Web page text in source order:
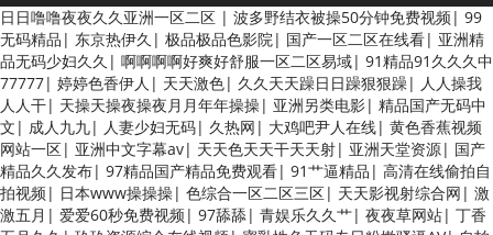
欧美3级网站 一区二区亚洲AV 精品九九九三级片 亚洲姑娘按摩一级视频
女人叉开让人桶视频在线看 久久精品黄色国产 欧美一级日韩精品一在线
亚洲成人网站在线视频播放 粉嫩视频免费在线播放 欧美黄片免费视频在
线 最新亚洲aV网站在线观看 日本强暴一区 国产熟人AV一二三区 观看性
高潮在线播放网站 日本人妻交换偷拍视频 国产激情免费网站 久久一日黄
色电影 精品人妻无码一区二区三区狼群 一级二级久久久久 国产乱淫视频
久久久久 久久黄色AV网站 久久亚洲A片COM人成A 日韩在线中文字幕91
肏屄啪啪五月 一级a爱无码 亚洲激情自拍偷拍-国产... 亚洲啪啪综合av一
区 亚洲成人噜噜噜噜噜 ,91精品国产91久久久久久青青 A级毛片精品久久
无码免费 99久久精品国产乱子伦一区二区三区 日韩精品亚洲偷拍 亚洲无
日日噜噜夜夜久久亚洲一区二区 | 波多野结衣被操50分钟免费视频| 99
无码精品 | 东京热伊久 | 极品极品色影院| 国产一区二区在线看| 亚洲精
品无码少妇久久 | 啊啊啊啊好爽好舒服一区二区易域| 91精品91久久久中
77777| 婷婷色香伊人 | 天天激色| 久久天天躁日日躁狠狠躁| 人人操我
人人干| 天操天操夜操夜月月年年操操| 亚洲另类电影| 精品国产无码中
文 | 成人九九| 人妻少妇无码| 久热网 | 大鸡吧尹人在线| 黄色香蕉视频
网站一区| 亚洲中文字幕av| 天天色天天干天天射| 亚洲天堂资源| 国产
精品久久发布| 97精品国产精品免费观看| 91艹逼精品 | 高清在线偷拍自
拍视频| 日本www操操操| 色综合一区二区三区| 天天影视射综合网 | 激
激五月 | 爱爱60秒免费视频| 97舔舔| 青娱乐久久艹| 夜夜草网站| 丁香